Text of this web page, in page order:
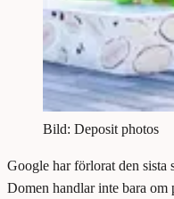
Bild: Deposit photos
Google har förlorat den
Domen handlar inte bara om